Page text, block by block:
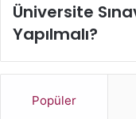
Üniversite
Yapılmalı?
Popüler